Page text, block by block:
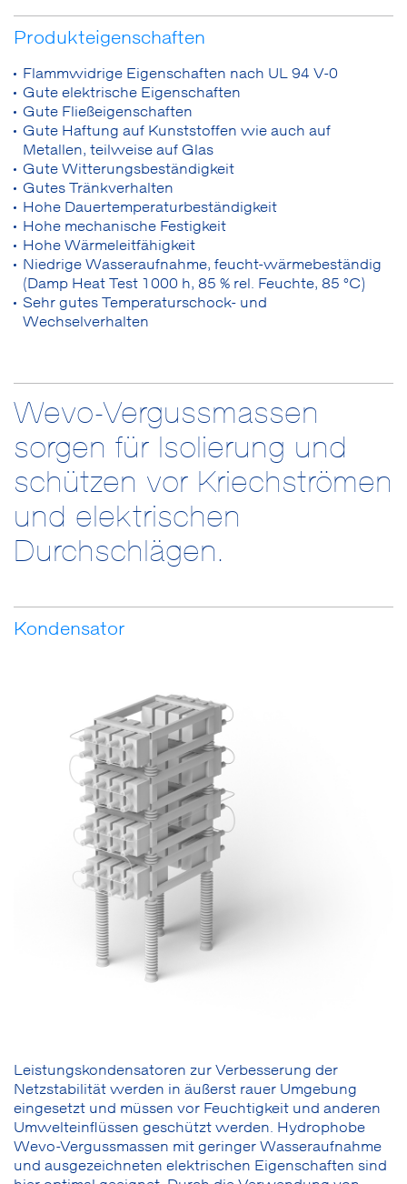
Produkteigenschaften
Flammwidrige Eigenschaften nach UL 94 V-0
Gute elektrische Eigenschaften
Gute Fließeigenschaften
Gute Haftung auf Kunststoffen wie auch auf
Metallen, teilweise auf Glas
Gute Witterungsbeständigkeit
Gutes Tränkverhalten
Hohe Dauertemperaturbeständigkeit
Hohe mechanische Festigkeit
Hohe Wärmeleitfähigkeit
Niedrige Wasseraufnahme, feucht-wärmebeständig
(Damp Heat Test 1000 h, 85 % rel. Feuchte, 85 °C)
Sehr gutes Temperaturschock- und
Wechselverhalten
Wevo-Vergussmassen
sorgen für Isolierung und
schützen vor Kriechströmen
und elektrischen
Durchschlägen.
Kondensator
Leistungskondensatoren zur Verbesserung der
Netzstabilität werden in äußerst rauer Umgebung
eingesetzt und müssen vor Feuchtigkeit und anderen
Umwelteinflüssen geschützt werden. Hydrophobe
Wevo-Ver­guss­mas­sen mit geringer Wasseraufnahme
und ausgezeichneten elektrischen Eigenschaften sind